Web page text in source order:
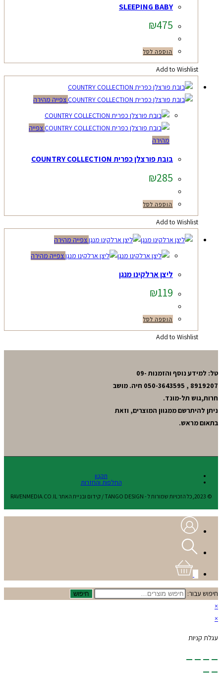
SLEEPING BABY
₪475
הוספה לסל
Add to Wishlist
צפייה מהירה
צפייה
מהירה
בובת פורצלן כפרית COUNTRY COLLECTION
₪285
הוספה לסל
Add to Wishlist
צפייה מהירה
צפייה מהירה
ליצן ארלקינו מנגן
₪119
הוספה לסל
Add to Wishlist
טל: למידע נוסף והזמנות 09-
8919207 , 050-3643595 חיה. מושב
חרות,גוש תל-מונד.
ניתן להיתרשם ממגוון המוצרים, וזאת
בתאום מראש.
תקנון
החלפות והחזרות
© 2023,כל הזכויות שמורות ל - TANGO DESIGN / קידום ובניית האתר RAVENMEDIA.CO.IL
חיפוש עבור: חיפוש
×
×
עגלת קניות